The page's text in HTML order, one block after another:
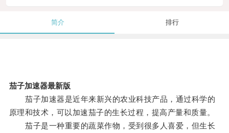
简介 排行
茄子加速器最新版
茄子加速器是近年来新兴的农业科技产品，通过科学的
原理和技术，可以加速茄子的生长过程，提高产量和质量。
茄子是一种重要的蔬菜作物，受到很多人喜爱，但生长